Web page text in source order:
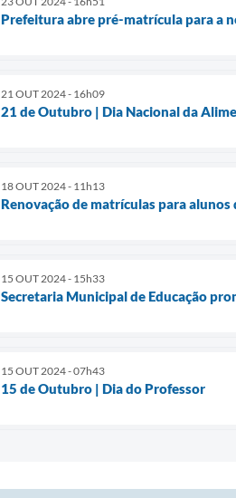
Prefeitura abre pré-matrícula para a
21 OUT 2024 - 16h09
21 de Outubro | Dia Nacional da
18 OUT 2024 - 11h13
Renovação de matrículas para
15 OUT 2024 - 15h33
Secretaria Municipal de Educação
15 OUT 2024 - 07h43
15 de Outubro | Dia do Professor